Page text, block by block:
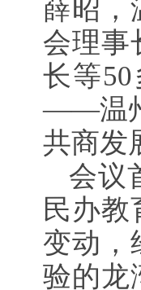
薛昭，
会理事
长等
——温
共商发
会议
民办教
变动，
验的龙